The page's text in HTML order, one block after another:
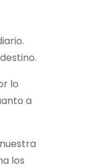
lo
a
los